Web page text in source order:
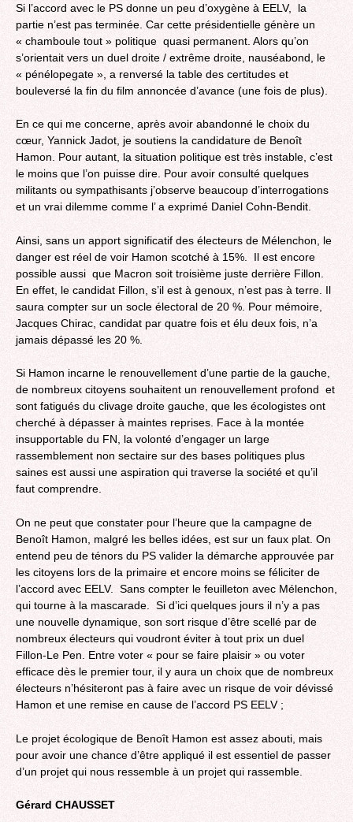
Si l’accord avec le PS donne un peu d’oxygène à EELV, la
partie n’est pas terminée. Car cette présidentielle génère un
« chamboule tout » politique quasi permanent. Alors qu’on
s’orientait vers un duel droite / extrême droite, nauséabond, le
« pénélopegate », a renversé la table des certitudes et
bouleversé la fin du film annoncée d’avance (une fois de plus).
En ce qui me concerne, après avoir abandonné le choix du
cœur, Yannick Jadot, je soutiens la candidature de Benoît
Hamon. Pour autant, la situation politique est très instable, c’est
le moins que l’on puisse dire. Pour avoir consulté quelques
militants ou sympathisants j’observe beaucoup d’interrogations
et un vrai dilemme comme l’ a exprimé Daniel Cohn-Bendit.
Ainsi, sans un apport significatif des électeurs de Mélenchon, le
danger est réel de voir Hamon scotché à 15%. Il est encore
possible aussi que Macron soit troisième juste derrière Fillon.
En effet, le candidat Fillon, s’il est à genoux, n’est pas à terre. Il
saura compter sur un socle électoral de 20 %. Pour mémoire,
Jacques Chirac, candidat par quatre fois et élu deux fois, n’a
jamais dépassé les 20 %.
Si Hamon incarne le renouvellement d’une partie de la gauche,
de nombreux citoyens souhaitent un renouvellement profond et
sont fatigués du clivage droite gauche, que les écologistes ont
cherché à dépasser à maintes reprises. Face à la montée
insupportable du FN, la volonté d’engager un large
rassemblement non sectaire sur des bases politiques plus
saines est aussi une aspiration qui traverse la société et qu’il
faut comprendre.
On ne peut que constater pour l’heure que la campagne de
Benoît Hamon, malgré les belles idées, est sur un faux plat. On
entend peu de ténors du PS valider la démarche approuvée par
les citoyens lors de la primaire et encore moins se féliciter de
l’accord avec EELV. Sans compter le feuilleton avec Mélenchon,
qui tourne à la mascarade. Si d’ici quelques jours il n’y a pas
une nouvelle dynamique, son sort risque d’être scellé par de
nombreux électeurs qui voudront éviter à tout prix un duel
Fillon-Le Pen. Entre voter « pour se faire plaisir » ou voter
efficace dès le premier tour, il y aura un choix que de nombreux
électeurs n’hésiteront pas à faire avec un risque de voir dévissé
Hamon et une remise en cause de l’accord PS EELV ;
Le projet écologique de Benoît Hamon est assez abouti, mais
pour avoir une chance d’être appliqué il est essentiel de passer
d’un projet qui nous ressemble à un projet qui rassemble.
Gérard CHAUSSET